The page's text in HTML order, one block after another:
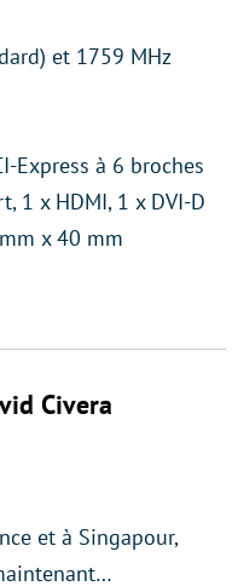
et 1759 MHz
Express à 6 broches
1 x HDMI, 1 x DVI-D
x 40 mm
Civera
et à Singapour,